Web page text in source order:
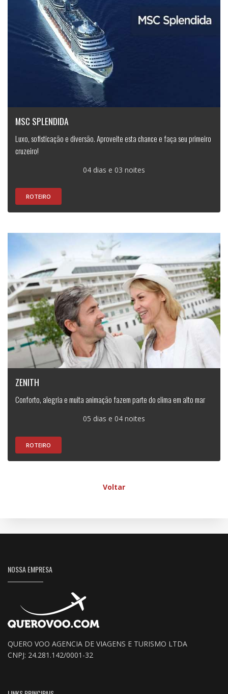
MSC SPLENDIDA
Luxo, sofisticação e diversão. Aproveite esta chance e faça seu primeiro
cruzeiro!
04 dias e 03 noites
ROTEIRO
ZENITH
Conforto, alegria e muita animação fazem parte do clima em alto mar
05 dias e 04 noites
ROTEIRO
Voltar
NOSSA EMPRESA
QUERO VOO AGENCIA DE VIAGENS E TURISMO LTDA
CNPJ: 24.281.142/0001-32